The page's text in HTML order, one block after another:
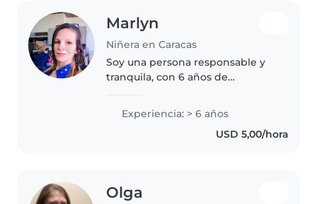
Marlyn
Niñera en Caracas
Soy una persona responsable y
tranquila, con 6 años de
edad preescolar, en edad escolar
y adolescentes. Soy padre/madre
y tengo estudios universitarios...
Experiencia: > 6 años
USD 5,00/hora
Olga